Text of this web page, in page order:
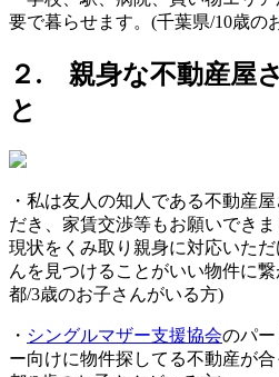
要で暮らせます。(千葉県/10歳の
２. 親身な不動産屋
と
・私は友人の知人である不動産
だき、家賃交渉等もお願いできま
現状をくみ取り親身に対応いた
んを見つけることがいい物件に
都/3歳のお子さんがいる方)
・ シングルマザー支援協会のパ
ー向けに物件探してる不動産が